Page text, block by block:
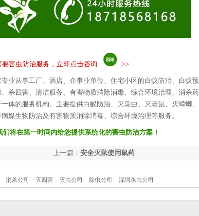
要害虫防治服务，立即点击咨询 >>
业从事工厂、酒店、企事业单位、住宅小区的白蚁防治、白蚁预
杀四害、清洁服务、有害物质消除消毒、综合环境治理、消杀药
体的服务机构。主要提供白蚁防治、灭臭虫、灭老鼠、灭蟑螂、
媒生物防治及有害物质消除消毒、综合环境治理等服务。
们将在第一时间内给您提供系统化的害虫防治方案！
上一篇： 安全灭鼠使用鼠药
消杀公司 灭四害 灭虫公司 除虫公司 深圳杀虫公司